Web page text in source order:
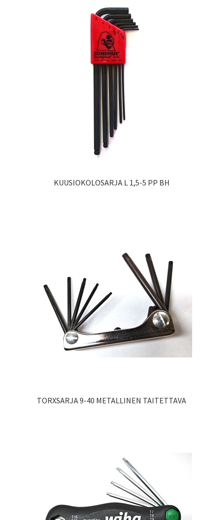
KUUSIOKOLOSARJA L 1,5-5 PP BH
TORXSARJA 9-40 METALLINEN TAITETTAVA